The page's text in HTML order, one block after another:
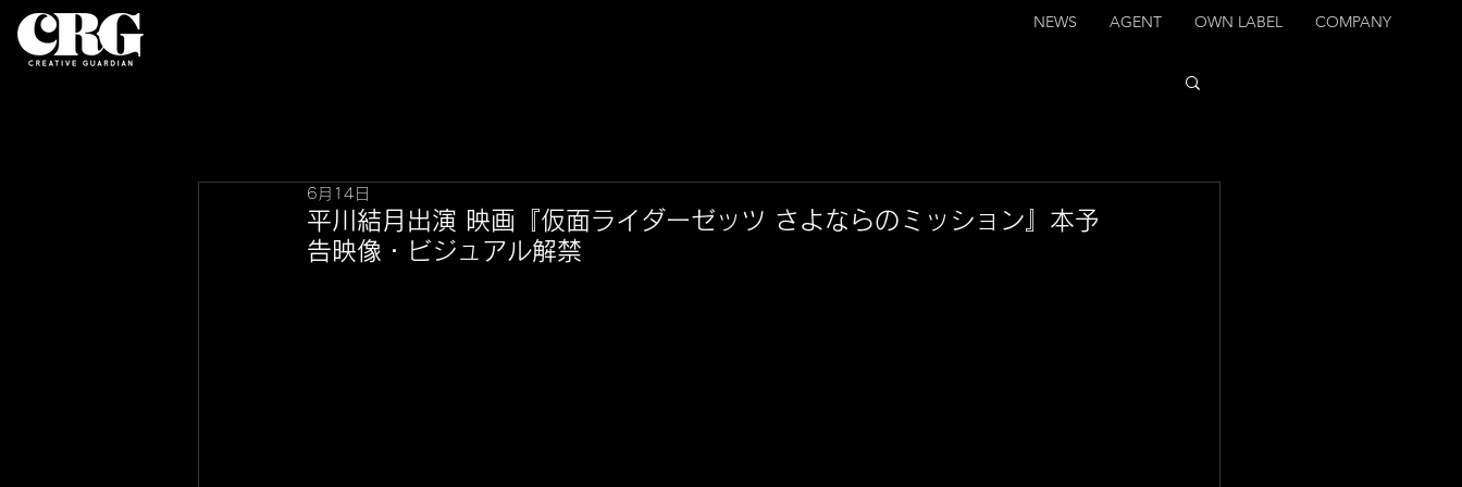
NEWS AGENT OWN LABEL COMPANY
平川結月出演 映画『仮面ライダーゼッツ さよならのミッション』本予
告映像・ビジュアル解禁
6月14日